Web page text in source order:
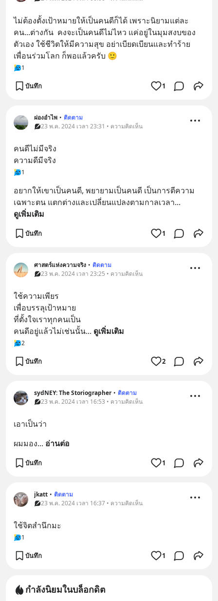
ไม่ต้องตั้งเป้าหมายให้เป็นคนดีก็ได้ เพราะนิยามแต่ละ
คน...ต่างกัน  คงจะเป็นคนดีไม่ไหว แค่อยู่ในมุมสงบของ
ตัวเอง ใช้ชีวิตให้มีความสุข อย่าเบียดเบียนและทำร้าย
เพื่อนร่วมโลก ก็พอแล้วครับ 🙂
1
บันทึก 1
ผ่องอำไพ • ติดตาม
23 พ.ค. 2024 เวลา 23:31 • ความคิดเห็น
คนดีไม่มีจริง
ความดีมีจริง
1
อยากให้เขาเป็นคนดี, พยายามเป็นคนดี เป็นการตีความ
เฉพาะตน แตกต่างและเปลี่ยนแปลงตามกาลเวลา...
ดูเพิ่มเติม
บันทึก 1
ศาสตร์แห่งความจริง • ติดตาม
23 พ.ค. 2024 เวลา 23:25 • ความคิดเห็น
ใช้ความเพียร
เพื่อบรรลุเป้าหมาย
ที่ตั้งใจเราทุกคนเป็น
คนดีอยู่แล้วไม่เช่นนั้น... ดูเพิ่มเติม
2
บันทึก 2
sydNEY: The Storiographer • ติดตาม
23 พ.ค. 2024 เวลา 16:53 • ความคิดเห็น
เอาเป็นว่า
ผมมอง... อ่านต่อ
บันทึก 1
jkatt • ติดตาม
23 พ.ค. 2024 เวลา 16:37 • ความคิดเห็น
ใช้จิตสำนึกมะ
1
บันทึก 1
กำลังนิยมในบล็อกดิต